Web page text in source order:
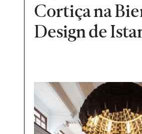
Cortiça na
Design de